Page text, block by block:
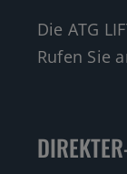
Die ATG
Rufen Sie